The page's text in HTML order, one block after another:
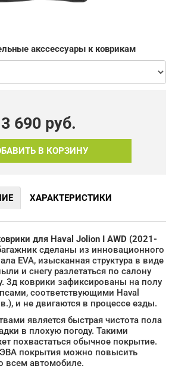
акссессуары к коврикам
3 690 руб.
В КОРЗИНУ
ХАРАКТЕРИСТИКИ
для Haval Jolion I AWD (2021-
сделаны из инновационного
EVA, изысканная структура в виде
и снегу разлетаться по салону
3д коврики зафиксированы на полу
соответствующими Haval
и не двигаются в процессе езды.
является быстрая чистота пола
в плохую погоду. Такими
похвастаться обычное покрытие.
покрытия можно повысить
всем автомобиле.